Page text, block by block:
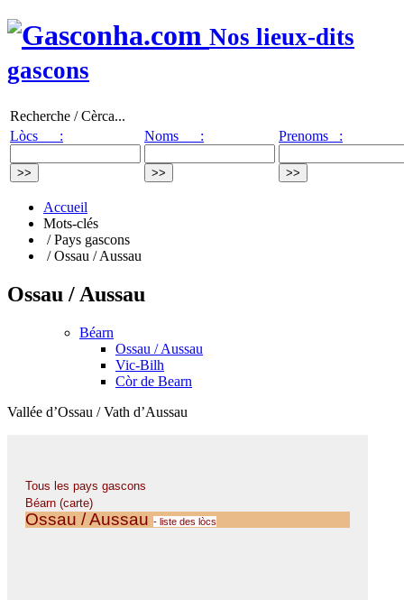
Nos lieux-dits
gascons
Recherche / Cèrca...
Lòcs :
Noms : Prenoms :
Accueil
Mots-clés
/ Pays gascons
/ Ossau / Aussau
Ossau / Aussau
Béarn
Ossau / Aussau
Vic-Bilh
Còr de Bearn
Vallée d’Ossau / Vath d’Aussau